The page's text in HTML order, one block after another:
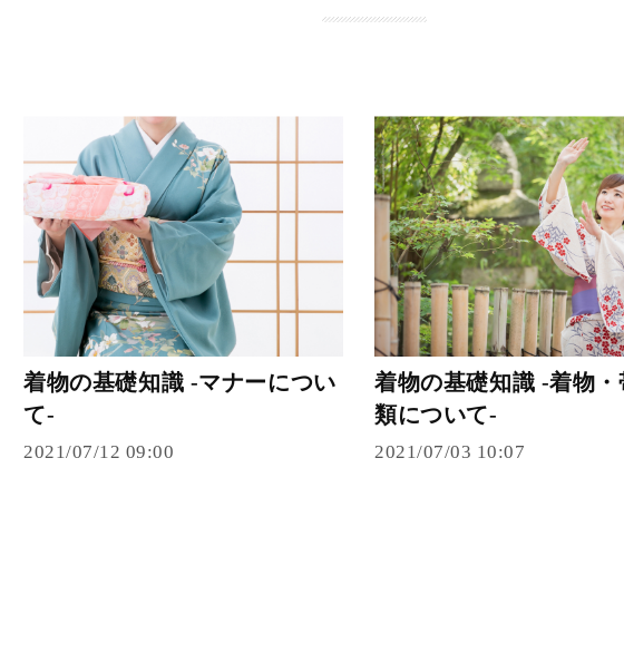
着物の基礎知識 -マナーについ
て-
2021/07/12 09:00
着物の基礎知識 -着物・
類について-
2021/07/03 10:07